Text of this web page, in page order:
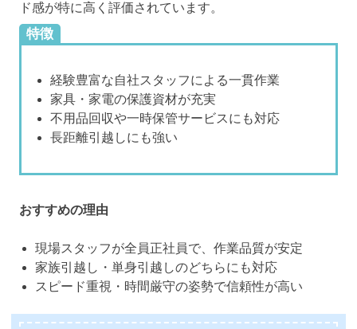
ド感が特に高く評価されています。
特徴
経験豊富な自社スタッフによる一貫作業
家具・家電の保護資材が充実
不用品回収や一時保管サービスにも対応
長距離引越しにも強い
おすすめの理由
現場スタッフが全員正社員で、作業品質が安定
家族引越し・単身引越しのどちらにも対応
スピード重視・時間厳守の姿勢で信頼性が高い